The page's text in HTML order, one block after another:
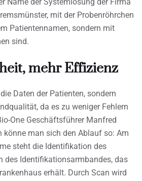
mit der Probenröhrchen
Patientennamen, sondern mit
sind.
mehr Effizienz
Daten der Patienten, sondern
da es zu weniger Fehlern
One Geschäftsführer Manfred
könne man sich den Ablauf so: Am
steht die Identifikation des
des Identifikationsarmbandes, das
erhält. Durch Scan wird